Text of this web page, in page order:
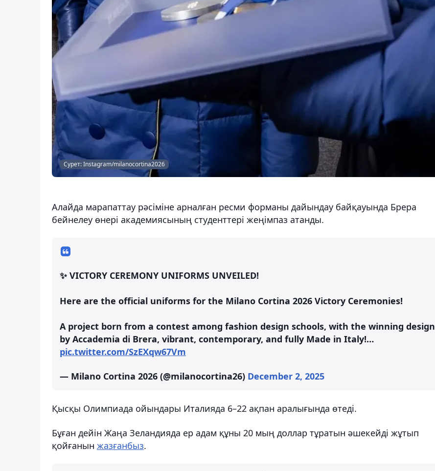
Сурет: Instagram/milanocortina2026
Алайда марапаттау рәсіміне арналған ресми форманы дайындау байқауында Брера
бейнелеу өнері академиясының студенттері жеңімпаз атанды.
✨ VICTORY CEREMONY UNIFORMS UNVEILED! ​
​Here are the official uniforms for the Milano Cortina 2026 Victory Ceremonies!​
A project born from a contest among fashion design schools, with the winning design
by Accademia di Brera, vibrant, contemporary, and fully Made in Italy!…
pic.twitter.com/SzEXqw67Vm
— Milano Cortina 2026 (@milanocortina26) December 2, 2025
Қысқы Олимпиада ойындары Италияда 6–22 ақпан аралығында өтеді.
Бұған дейін Жаңа Зеландияда ер адам құны 20 мың доллар тұратын әшекейді жұтып
қойғанын жазғанбыз.